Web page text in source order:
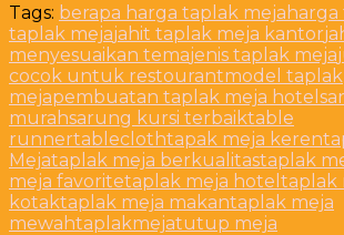
Tags: berapa harga taplak meja
taplak mejajahit taplak meja kantor
menyesuaikan temajenis taplak meja
cocok untuk restourantmodel taplak
mejapembuatan taplak meja hotel
murahsarung kursi terbaiktable
runnertableclothtapak meja keren
Mejataplak meja berkualitastaplak
meja favoritetaplak meja hotel taplak
kotaktaplak meja makantaplak meja
mewahtaplakmejatutup meja